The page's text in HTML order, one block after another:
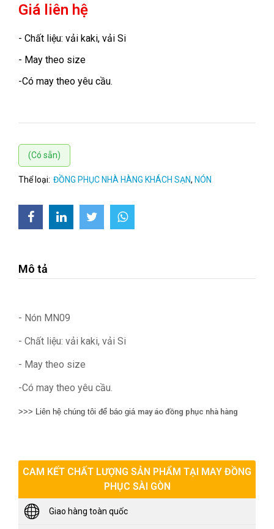
Giá liên hệ
- Chất liệu: vải kaki, vải Si
- May theo size
-Có may theo yêu cầu.
(Có sẵn)
Thể loại: ĐỒNG PHỤC NHÀ HÀNG KHÁCH SẠN, NÓN
Mô tả
- Nón MN09
- Chất liệu: vải kaki, vải Si
- May theo size
-Có may theo yêu cầu.
>>> Liên hệ chúng tôi để báo giá may áo đồng phục nhà hàng
CAM KẾT CHẤT LƯỢNG SẢN PHẨM TẠI MAY ĐỒNG
PHỤC SÀI GÒN
Giao hàng toàn quốc